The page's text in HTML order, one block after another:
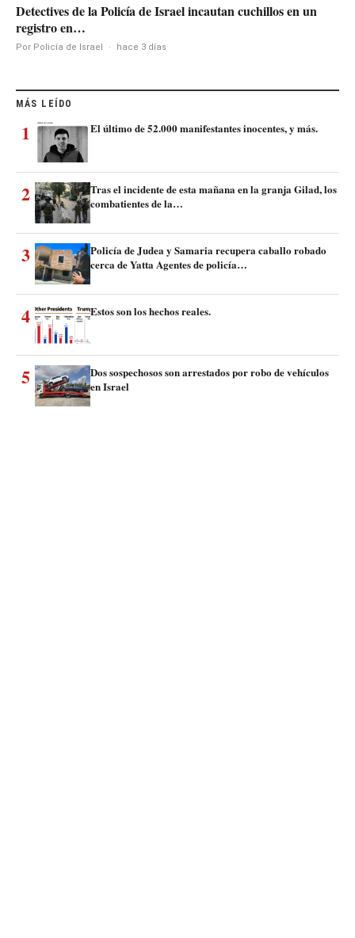
Detectives de la Policía de Israel incautan cuchillos en un
registro en…
Por Policía de Israel · hace 3 días
MÁS LEÍDO
1 El último de 52.000 manifestantes inocentes, y más.
2
Tras el incidente de esta mañana en la granja Gilad, los
combatientes de la…
3
Policía de Judea y Samaria recupera caballo robado
cerca de Yatta Agentes de policía…
4 Estos son los hechos reales.
5
Dos sospechosos son arrestados por robo de vehículos
en Israel